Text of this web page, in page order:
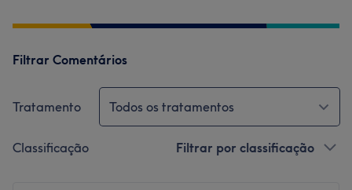
Filtrar Comentários
Tratamento Todos os tratamentos
Classificação Filtrar por classificação